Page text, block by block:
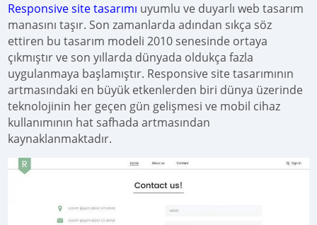
Responsive site tasarımı uyumlu ve duyarlı web tasarım
manasını taşır. Son zamanlarda adından sıkça söz
ettiren bu tasarım modeli 2010 senesinde ortaya
çıkmıştır ve son yıllarda dünyada oldukça fazla
uygulanmaya başlamıştır. Responsive site tasarımının
artmasındaki en büyük etkenlerden biri dünya üzerinde
teknolojinin her geçen gün gelişmesi ve mobil cihaz
kullanımının hat safhada artmasından
kaynaklanmaktadır.